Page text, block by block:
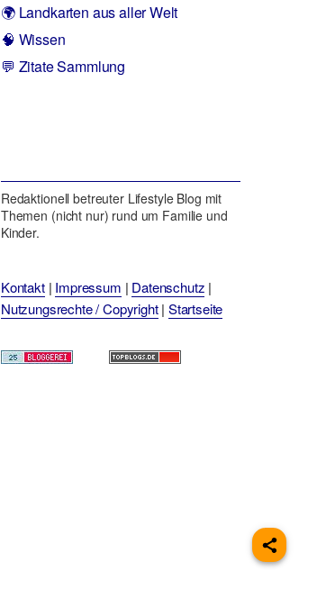
🌍 Landkarten aus aller Welt
🧠 Wissen
💬 Zitate Sammlung
Redaktionell betreuter Lifestyle Blog mit
Themen (nicht nur) rund um Familie und
Kinder.
Kontakt| Impressum | Datenschutz |
Nutzungsrechte / Copyright| Startseite